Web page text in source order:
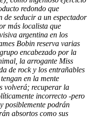
redondo que
de seducir a un espectador
más localista que
argentina en los
Bobin reserva varias
encabezado por la
la arrogante Miss
de rock y los entrañables
en la mente
volverá; recuperar la
incorrecto -pero
posiblemente podrán
absortos como sus